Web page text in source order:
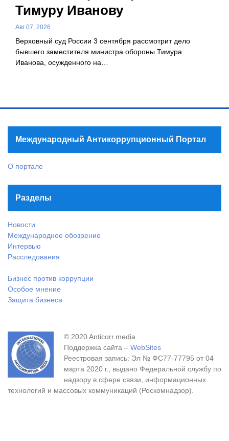
Тимуру Иванову
Авг 07, 2026
Верховный суд России 3 сентября рассмотрит дело
бывшего заместителя министра обороны Тимура
Иванова, осужденного на…
Международный Антикоррупционный Портал
О портале
Разделы
Новости
Международное обозрение
Интервью
Расследования
Бизнес против коррупции
Особое мнение
Защита бизнеса
© 2020 Anticorr.media
Поддержка сайта – WebSites
Реестровая запись: Эл № ФС77-77795 от 04
марта 2020 г., выдано Федеральной службу по
надзору в сфере связи, информационных
технологий и массовых коммуникаций (Роскомнадзор).